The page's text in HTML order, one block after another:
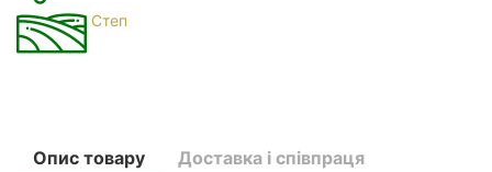
Степ
Опис товару Доставка і співпраця